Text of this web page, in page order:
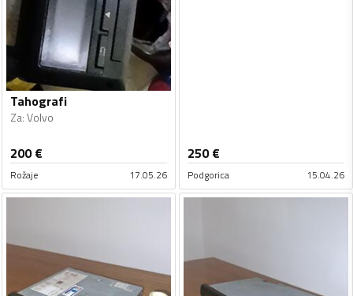
Tahografi
Za:Volvo
200€
Rožaje 17.05.26
250€
Podgorica 15.04.26